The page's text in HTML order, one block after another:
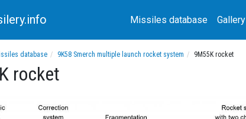
Missiles database Gallery
database 9K58 Smerch multiple launch rocket system 9M55K rocket
rocket